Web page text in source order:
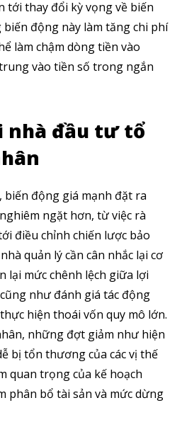
tới thay đổi kỳ vọng về biến
động này làm tăng chi phí
làm chậm dòng tiền vào
vào tiền số trong ngắn
nhà đầu tư tổ
biến động giá mạnh đặt ra
ngặt hơn, từ việc rà
điều chỉnh chiến lược bảo
quản lý cần cân nhắc lại cơ
lại mức chênh lệch giữa lợi
như đánh giá tác động
hiện thoái vốn quy mô lớn.
những đợt giảm như hiện
bị tổn thương của các vị thế
quan trọng của kế hoạch
phân bổ tài sản và mức dừng